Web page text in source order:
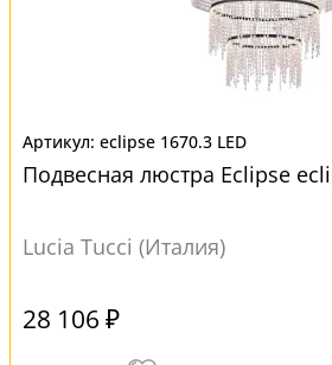
eclipse 1670.3 LED
Подвесная люстра Eclipse
Lucia Tucci (Италия)
28 106 ₽